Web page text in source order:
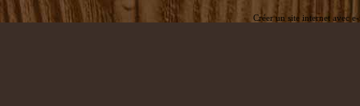
Créer un site internet avec